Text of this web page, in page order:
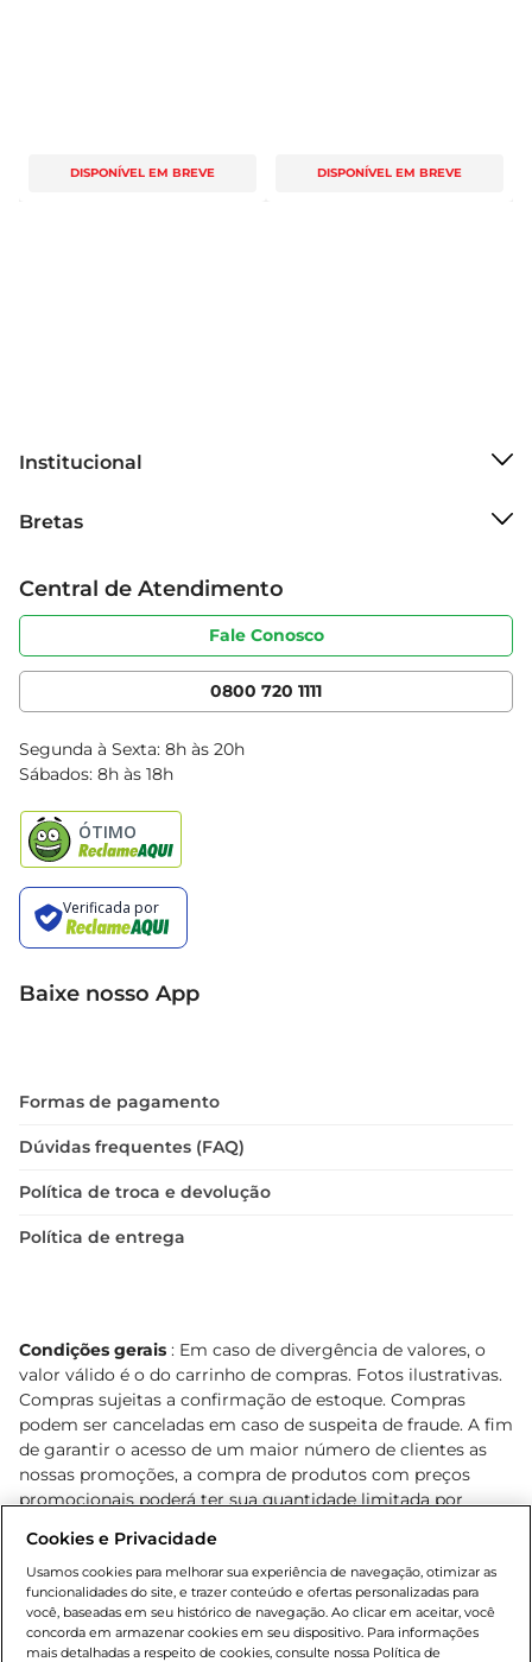
DISPONÍVEL EM BREVE DISPONÍVEL EM BREVE
Institucional
Grupo Cencosud
Sobre privacidade
Portal do fornecedor
Cencosud Media
Bretas
Produtos Bretas
Código de ética
Serviços
Clube Bretas
Blog Bretas
Black Friday
Central de Atendimento
Fale Conosco
0800 720 1111
Segunda à Sexta: 8h às 20h
Sábados: 8h às 18h
Baixe nosso App
Formas de pagamento
Dúvidas frequentes (FAQ)
Política de troca e devolução
Política de entrega
Condições gerais : Em caso de divergência de valores, o
valor válido é o do carrinho de compras. Fotos ilustrativas.
Compras sujeitas a confirmação de estoque. Compras
podem ser canceladas em caso de suspeita de fraude. A fim
de garantir o acesso de um maior número de clientes as
nossas promoções, a compra de produtos com preços
promocionais poderá ter sua quantidade limitada por
o e-commerce e válidos durante o dia de hoje, podendo
sofrer alterações sem prévia notificação. Proibida a venda
de bebidas alcoólicas para menores de 18 anos, conforme
Lei n.º 8069/90, art. 81, inciso II (Estatuto da Criança e do
Adolescente). Preços e condições exclusivos para o
Cookies e Privacidade
Usamos cookies para melhorar sua experiência de navegação, otimizar as
funcionalidades do site, e trazer conteúdo e ofertas personalizadas para
você, baseadas em seu histórico de navegação. Ao clicar em aceitar, você
concorda em armazenar cookies em seu dispositivo. Para informações
mais detalhadas a respeito de cookies, consulte nossa Política de